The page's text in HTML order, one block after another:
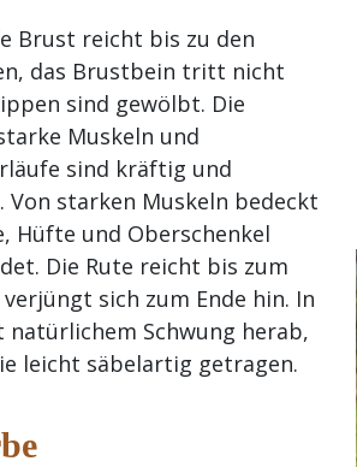
Brust reicht bis zu den
das Brustbein tritt nicht
sind gewölbt. Die
Muskeln und
sind kräftig und
starken Muskeln bedeckt
Hüfte und Oberschenkel
Die Rute reicht bis zum
sich zum Ende hin. In
natürlichem Schwung herab,
leicht säbelartig getragen.